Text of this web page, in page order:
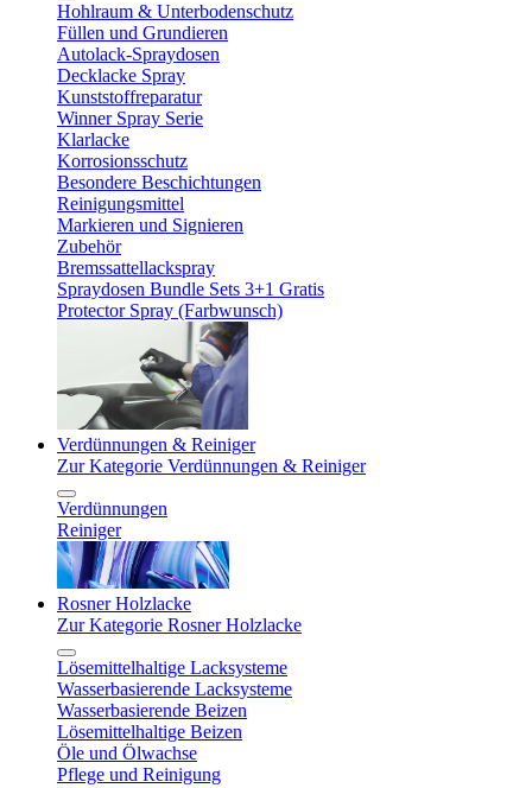
Hohlraum & Unterbodenschutz
Füllen und Grundieren
Autolack-Spraydosen
Decklacke Spray
Kunststoffreparatur
Winner Spray Serie
Klarlacke
Korrosionsschutz
Besondere Beschichtungen
Reinigungsmittel
Markieren und Signieren
Zubehör
Bremssattellackspray
Spraydosen Bundle Sets 3+1 Gratis
Protector Spray (Farbwunsch)
Verdünnungen & Reiniger
Zur Kategorie Verdünnungen & Reiniger
Verdünnungen
Reiniger
Rosner Holzlacke
Zur Kategorie Rosner Holzlacke
Lösemittelhaltige Lacksysteme
Wasserbasierende Lacksysteme
Wasserbasierende Beizen
Lösemittelhaltige Beizen
Öle und Ölwachse
Pflege und Reinigung